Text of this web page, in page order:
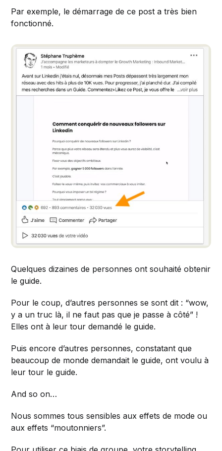
Par exemple, le démarrage de ce post a très bien
fonctionné.
Quelques dizaines de personnes ont souhaité obtenir
le guide.
Pour le coup, d’autres personnes se sont dit : “wow,
y a un truc là, il ne faut pas que je passe à côté” !
Elles ont à leur tour demandé le guide.
Puis encore d’autres personnes, constatant que
beaucoup de monde demandait le guide, ont voulu à
leur tour le guide.
And so on…
Nous sommes tous sensibles aux effets de mode ou
aux effets “moutonniers”.